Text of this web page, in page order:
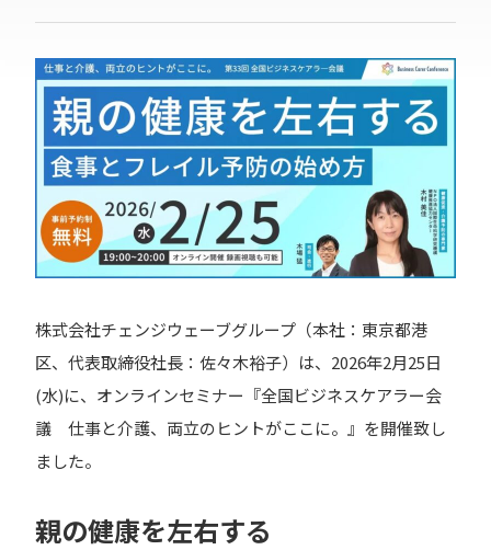
株式会社チェンジウェーブグループ（本社：東京都港
区、代表取締役社長：佐々木裕子）は、2026年2月25日
(水)に、オンラインセミナー『全国ビジネスケアラー会
議 仕事と介護、両立のヒントがここに。』を開催致し
ました。
親の健康を左右する